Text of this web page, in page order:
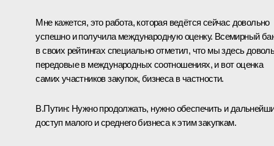
Мне кажется, это работа, которая ведётся сейчас довольно
успешно и получила международную оценку. Всемирный
в своих рейтингах специально отметил, что мы здесь
передовые в международных соотношениях, и вот оценка
самих участников закупок, бизнеса в частности.
В.Путин: Нужно продолжать, нужно обеспечить и
доступ малого и среднего бизнеса к этим закупкам.